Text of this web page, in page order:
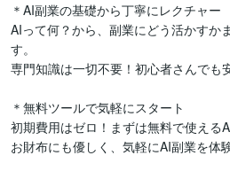
＊AI副業の基礎から丁寧にレクチャー
AIって何？から、副業にどう活かすか
す。
専門知識は一切不要！初心者さんでも
＊無料ツールで気軽にスタート
初期費用はゼロ！まずは無料で使える
お財布にも優しく、気軽にAI副業を体